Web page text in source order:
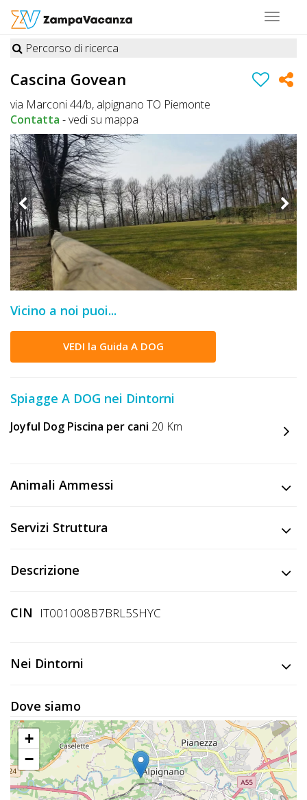
Toggle
STRUTTURE
A
DOG
LUOGHI
A
DOG
OFFERTE
A
DOG
A
DOG
CHIEDI
SCONTO
Tutorial
Lavora
Noi
Inserisci
Attività
Accedi
Percorso di ricerca
Cascina Govean
via Marconi 44/b, alpignano TO Piemonte
Contatta -vedi su mappa
Vicino a noi puoi...
VEDI la Guida A DOG
Spiagge A DOG nei Dintorni
Joyful Dog Piscina per cani 20 Km
Animali Ammessi
Servizi Struttura
Descrizione
CIN IT001008B7BRL5SHYC
Nei Dintorni
Dove siamo
+
−